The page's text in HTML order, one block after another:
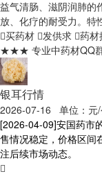
益气清肠、滋阴润肺的
放、化疗的耐受力。 特
买药材 发供求 药材
★★★ 专业中药材QQ
银耳行情
2026-07-16 单位：元/
[2026-04-09]安国药市
售情况稳定，价格区间
注后续市场动态。